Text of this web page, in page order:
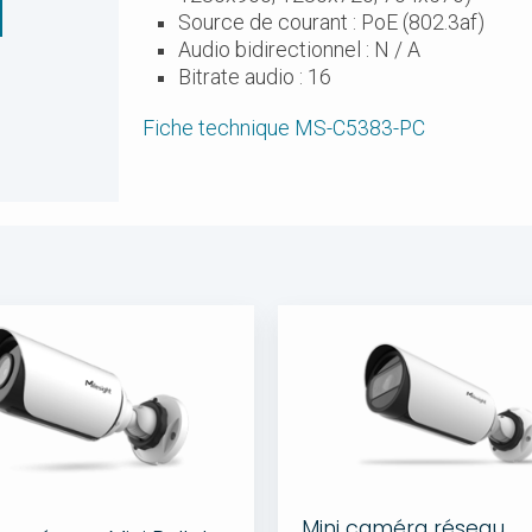
Source de courant : PoE (802.3af)
Audio bidirectionnel : N / A
Bitrate audio : 16
Fiche technique MS-C5383-PC